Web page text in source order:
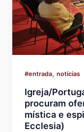
#entrada, notícias
Igreja/
procuram
mística e
Ecclesia)